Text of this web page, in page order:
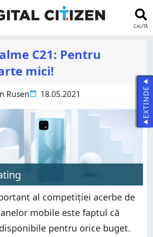
CAUTĂ
C21: Pentru
mici!
Rusen 18.05.2021
al competiției acerbe de
mobile este faptul că
pentru orice buget.
EXTINDE